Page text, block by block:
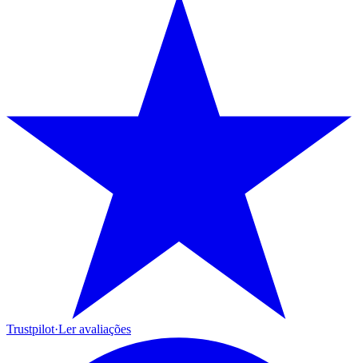
Trustpilot·Ler avaliações